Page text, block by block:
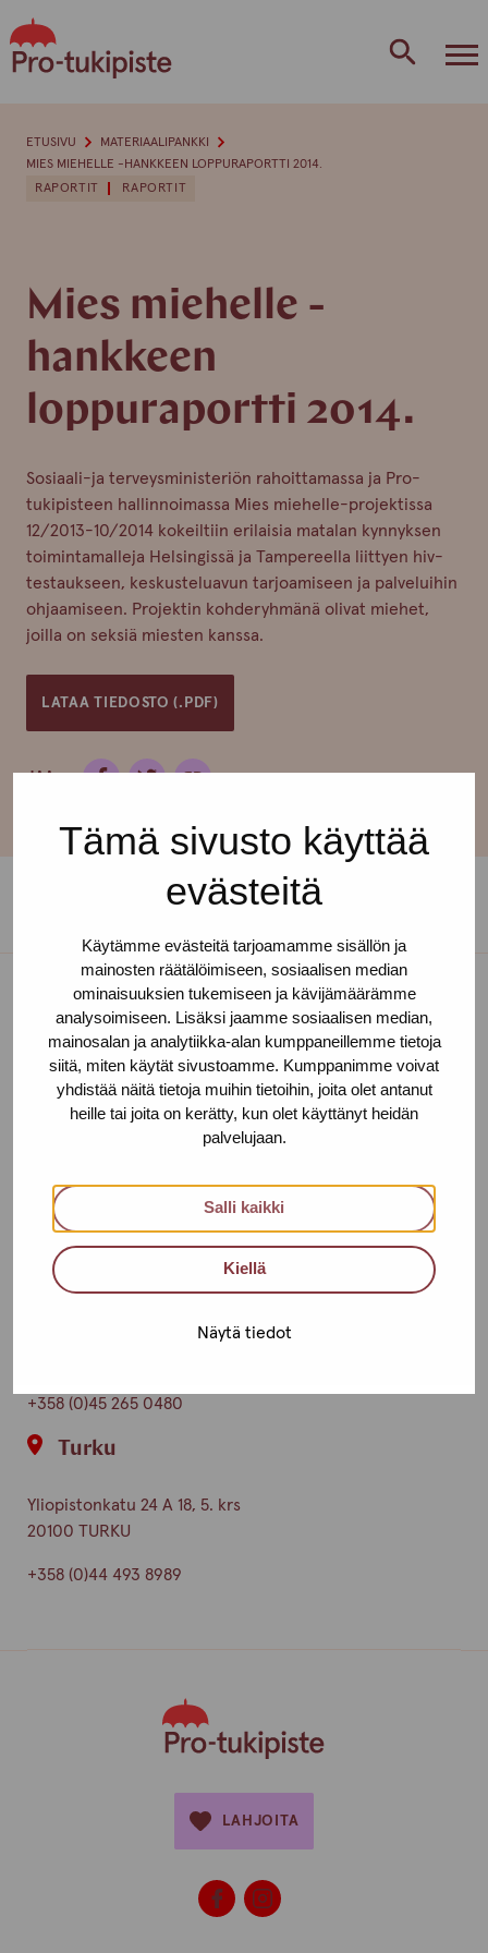
Tämä sivusto käyttää
evästeitä
Käytämme evästeitä tarjoamamme sisällön ja
mainosten räätälöimiseen, sosiaalisen median
ominaisuuksien tukemiseen ja kävijämäärämme
analysoimiseen. Lisäksi jaamme sosiaalisen median,
mainosalan ja analytiikka-alan kumppaneillemme tietoja
siitä, miten käytät sivustoamme. Kumppanimme voivat
yhdistää näitä tietoja muihin tietoihin, joita olet antanut
heille tai joita on kerätty, kun olet käyttänyt heidän
palvelujaan.
Salli kaikki
Kiellä
Näytä tiedot
to
content
RAPORTIT RAPORTIT
Mies miehelle -
hankkeen
loppuraportti 2014.
Sosiaali-ja terveysministeriön rahoittamassa ja Pro-
tukipisteen hallinnoimassa Mies miehelle-projektissa
12/2013-10/2014 kokeiltiin erilaisia matalan kynnyksen
toimintamalleja Helsingissä ja Tampereella liittyen hiv-
testaukseen, keskusteluavun tarjoamiseen ja palveluihin
ohjaamiseen. Projektin kohderyhmänä olivat miehet,
joilla on seksiä miesten kanssa.
JAA:
LATAA TIEDOSTO (.PDF)
ETUSIVU
MATERIAALIPANKKI
MIES MIEHELLE -HANKKEEN LOPPURAPORTTI 2014.
Toimipisteet
Ota yhteyttä
Helsinki
00100 HELSINKI
+358 (0)40 650 3705
Tampere
Aleksis Kiven katu 10 E, 3. krs
+358 (0)45 265 0480
Turku
Yliopistonkatu 24 A 18, 5. krs
20100 TURKU
+358 (0)44 493 8989
LAHJOITA